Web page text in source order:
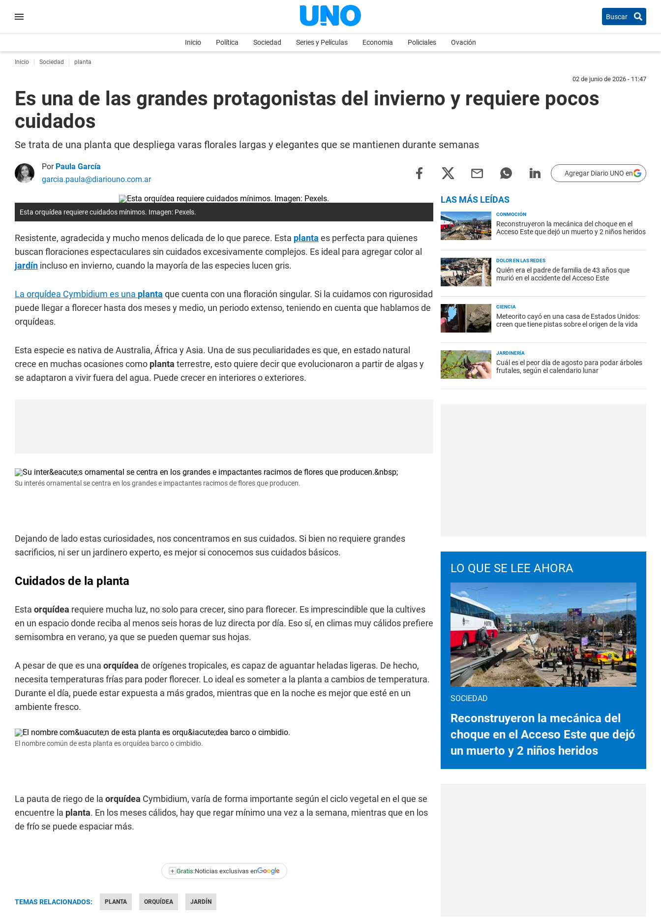
Buscar
Inicio Política Sociedad Series y Películas Economia Policiales Ovación
Inicio Sociedad planta
02 de junio de 2026 - 11:47
Es una de las grandes protagonistas del invierno y requiere pocos
cuidados
Se trata de una planta que despliega varas florales largas y elegantes que se mantienen durante semanas
Por Paula García
garcia.paula@diariouno.com.ar
Agregar Diario UNO en
Esta orquídea requiere cuidados mínimos. Imagen: Pexels.
Resistente, agradecida y mucho menos delicada de lo que parece. Esta planta es perfecta para quienes
buscan floraciones espectaculares sin cuidados excesivamente complejos. Es ideal para agregar color al
jardín incluso en invierno, cuando la mayoría de las especies lucen gris.
La orquídea Cymbidium es una planta que cuenta con una floración singular. Si la cuidamos con rigurosidad
puede llegar a florecer hasta dos meses y medio, un periodo extenso, teniendo en cuenta que hablamos de
orquídeas.
Esta especie es nativa de Australia, África y Asia. Una de sus peculiaridades es que, en estado natural
crece en muchas ocasiones como planta terrestre, esto quiere decir que evolucionaron a partir de algas y
se adaptaron a vivir fuera del agua. Puede crecer en interiores o exteriores.
Su interés ornamental se centra en los grandes e impactantes racimos de flores que producen.
Dejando de lado estas curiosidades, nos concentramos en sus cuidados. Si bien no requiere grandes
sacrificios, ni ser un jardinero experto, es mejor si conocemos sus cuidados básicos.
Cuidados de la planta
Esta orquídea requiere mucha luz, no solo para crecer, sino para florecer. Es imprescindible que la cultives
en un espacio donde reciba al menos seis horas de luz directa por día. Eso sí, en climas muy cálidos prefiere
semisombra en verano, ya que se pueden quemar sus hojas.
A pesar de que es una orquídea de orígenes tropicales, es capaz de aguantar heladas ligeras. De hecho,
necesita temperaturas frías para poder florecer. Lo ideal es someter a la planta a cambios de temperatura.
Durante el día, puede estar expuesta a más grados, mientras que en la noche es mejor que esté en un
ambiente fresco.
El nombre común de esta planta es orquídea barco o cimbidio.
La pauta de riego de la orquídea Cymbidium, varía de forma importante según el ciclo vegetal en el que se
encuentre la planta. En los meses cálidos, hay que regar mínimo una vez a la semana, mientras que en los
de frío se puede espaciar más.
+ Gratis:Noticias exclusivas en
TEMAS RELACIONADOS: PLANTA ORQUÍDEA JARDÍN
LAS MÁS LEÍDAS
CONMOCIÓN
Reconstruyeron la mecánica del choque en el
Acceso Este que dejó un muerto y 2 niños heridos
DOLOR EN LAS REDES
Quién era el padre de familia de 43 años que
murió en el accidente del Acceso Este
CIENCIA
Meteorito cayó en una casa de Estados Unidos:
creen que tiene pistas sobre el origen de la vida
JARDINERÍA
Cuál es el peor día de agosto para podar árboles
frutales, según el calendario lunar
LO QUE SE LEE AHORA
SOCIEDAD
Reconstruyeron la mecánica del
choque en el Acceso Este que dejó
un muerto y 2 niños heridos